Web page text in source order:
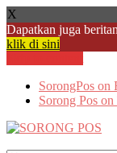
X
Dapatkan juga
klik di sini
SorongPos on
Sorong Pos